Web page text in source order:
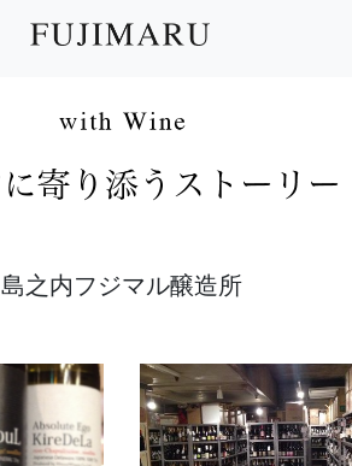
島之内フジマル醸造所